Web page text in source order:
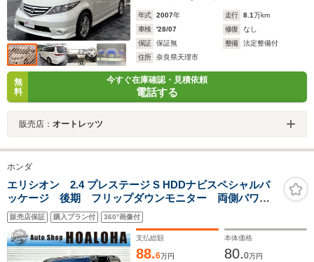
年式 2007年 走行 8.1万km
車検
'28/07 修復
なし
保証
保証無 整備
法定整備付
住所
奈良県天理市
無
料
今すぐ在庫確認・見積依頼
電話する
販売店： オートレッツ
ホンダ
エリシオン 2.4 プレステージ S HDDナビスペシャルパ
ッケージ 後期 フリップダウンモニター 両側パワー
スライドドア スマートキー ハーフレサーシート 純
正HDDナビ 地デジ(フルセグ) DVD再生 バックカメ
ラ ETC HIDヘッドライト タイミングチェーン式
販売店保証 購入プラン付 360°画像付
支払総額
88.6万円
本体価格
80.0万円